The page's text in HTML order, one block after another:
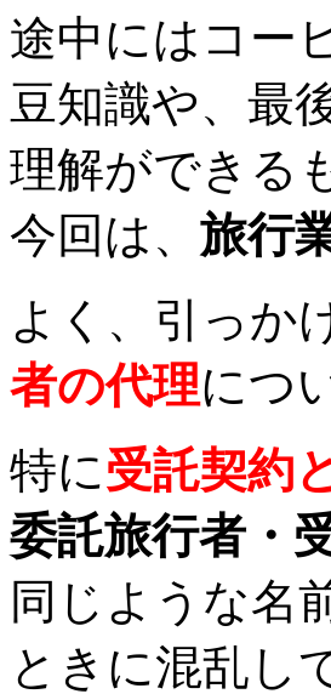
途中にはコー
豆知識や、最
理解ができる
今回は、 旅行
よく、引っか
者の代理につ
特に受託契約
委託旅行者・
同じような名
ときに混乱し